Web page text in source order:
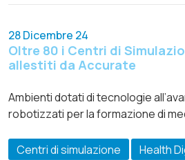
28 Dicembre 24
Oltre 80 i Centri di
allestiti da Accurate
Ambienti dotati di tecnologie
robotizzati per la formazione di
Centri di simulazione Health